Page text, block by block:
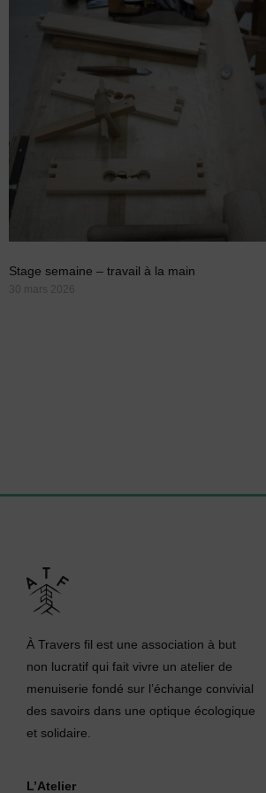
Stage semaine – travail à la main
30 mars 2026
À Travers fil est une association à but
non lucratif qui fait vivre un atelier de
menuiserie fondé sur l’échange convivial
des savoirs dans une optique écologique
et solidaire.
L’Atelier